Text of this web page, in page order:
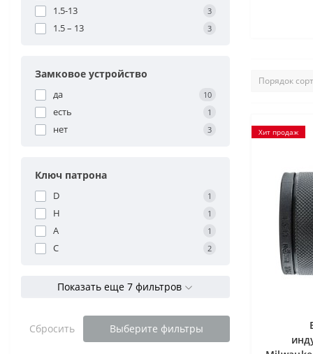
1.5-13 3
1.5 – 13 3
Замковое устройство
да 10
есть 1
нет 3
Ключ патрона
D 1
H 1
А 1
С 2
Показать еще 7 фильтров
Сбросить Выберите фильтры
Хит продаж